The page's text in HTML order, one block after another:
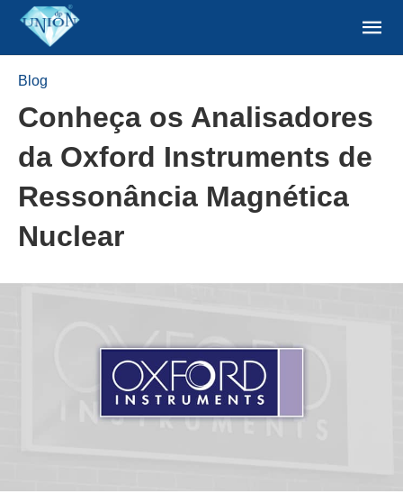
Blog
Conheça os Analisadores
da Oxford Instruments de
Ressonância Magnética
Nuclear